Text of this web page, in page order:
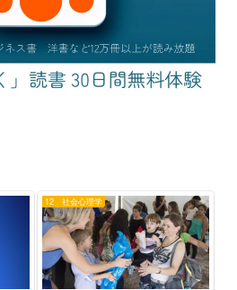
12 社会心理学